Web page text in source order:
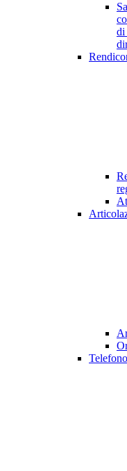
di